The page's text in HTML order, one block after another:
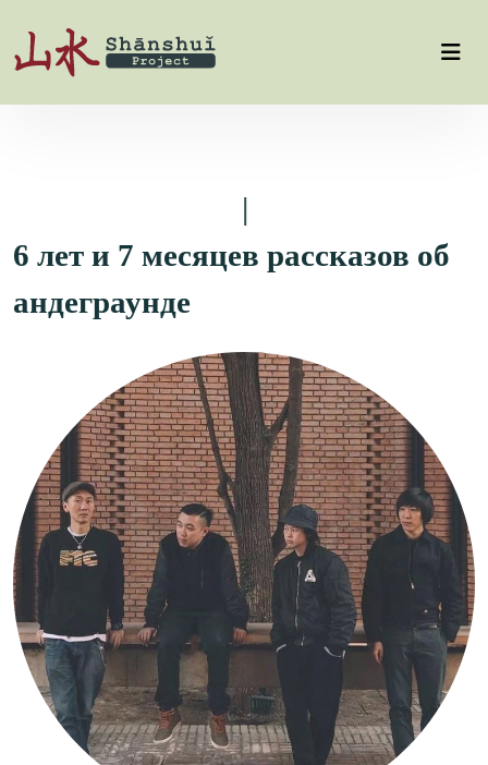
6 лет и 7 месяцев рассказов об
андеграунде